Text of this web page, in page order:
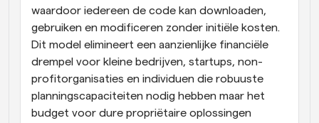
waardoor iedereen de code kan downloaden,
gebruiken en modificeren zonder initiële kosten.
Dit model elimineert een aanzienlijke financiële
drempel voor kleine bedrijven, startups, non-
profitorganisaties en individuen die robuuste
planningscapaciteiten nodig hebben maar het
budget voor dure propriëtaire oplossingen